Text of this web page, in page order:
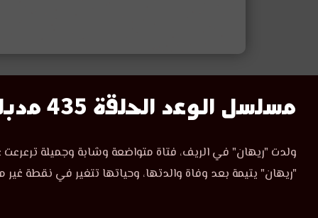
مسلسل
الوعد
الحلقة
مسلسل الوعد الحلقة 435 مدبلج
مسلسل
الوعد
الحلقة
ولدت "ريهان" في الريف، فتاة متواضعة وشابة وجميلة ترعرعت
"ريهان" يتيمة بعد وفاة والدتها، وحياتها تتغير في نقطة غير